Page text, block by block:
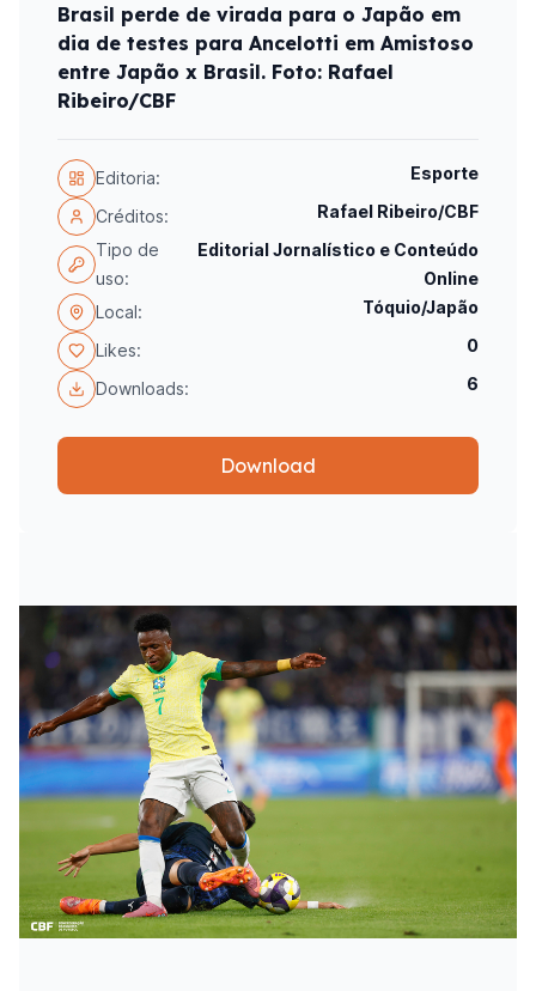
Brasil perde de virada para o Japão em
dia de testes para Ancelotti em Amistoso
entre Japão x Brasil. Foto: Rafael
Ribeiro/CBF
Editoria: Esporte
Créditos:
Rafael Ribeiro/CBF
Tipo de
uso:
Editorial Jornalístico e Conteúdo
Online
Local:
Tóquio/Japão
Likes: 0
Downloads: 6
Download